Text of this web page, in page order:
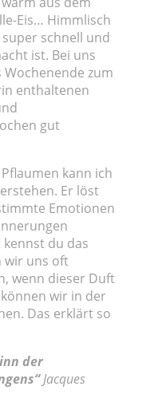
Eis… Himmlisch
super schnell und
ist. Bei uns
zum
enthaltenen
gut
kann ich
Er löst
Emotionen
du das
wir uns oft
wenn dieser Duft
wir in der
Das erklärt so
der
Jacques